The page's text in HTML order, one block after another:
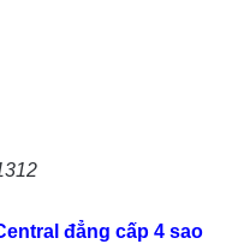
đẳng cấp 4 sao